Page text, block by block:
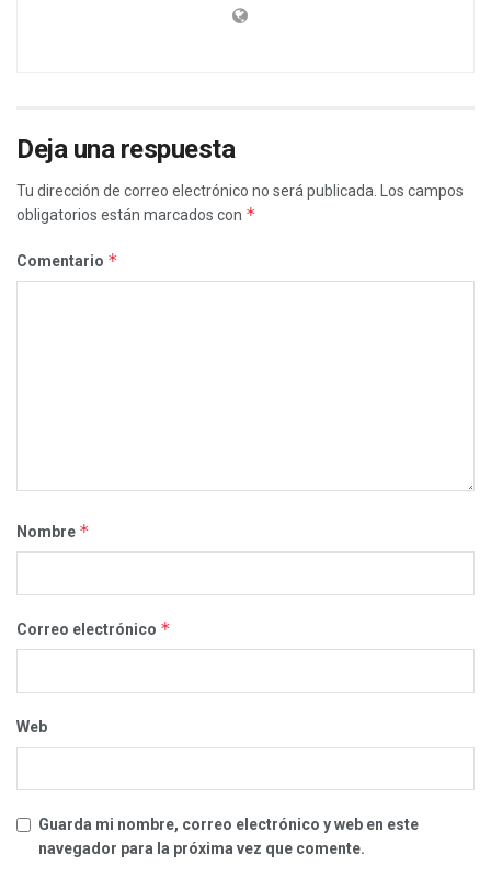
Deja una respuesta
Tu dirección de correo electrónico no será publicada. Los campos
obligatorios están marcados con *
Comentario *
Nombre *
Correo electrónico *
Web
Guarda mi nombre, correo electrónico y web en este
navegador para la próxima vez que comente.